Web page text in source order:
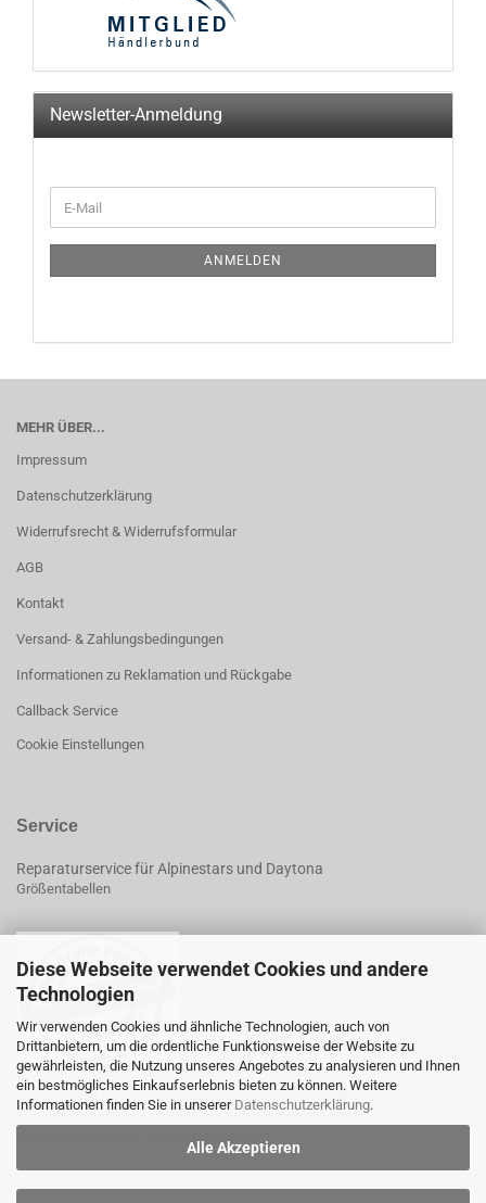
Diese Webseite verwendet Cookies und andere
Technologien
Wir verwenden Cookies und ähnliche Technologien, auch von
Drittanbietern, um die ordentliche Funktionsweise der Website zu
gewährleisten, die Nutzung unseres Angebotes zu analysieren und Ihnen
ein bestmögliches Einkaufserlebnis bieten zu können. Weitere
Informationen finden Sie in unserer Datenschutzerklärung.
Alle Akzeptieren
Newsletter-Anmeldung
ZUR
E-
Mail
ANMELDEN
MEHR ÜBER...
Impressum
Datenschutzerklärung
Widerrufsrecht & Widerrufsformular
AGB
Kontakt
Versand- & Zahlungsbedingungen
Informationen zu Reklamation und Rückgabe
Callback Service
Cookie Einstellungen
Service
Reparaturservice für Alpinestars und Daytona
Größentabellen
*Mit diesem Logo möchten wir zeigen, dass wir Kunde beim Grünen Punkt
sind, und damit unseren Pflichten zur Systembeteiligung nach dem